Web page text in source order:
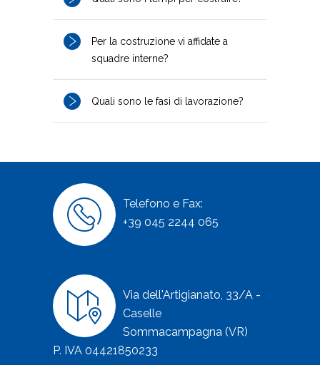
Per la costruzione vi affidate a
squadre interne?
Quali sono le fasi di lavorazione?
Telefono e Fax:
+39 045 2244 065
Via dell'Artigianato, 33/A -
Caselle
Sommacampagna (VR)
P. IVA 04421850233